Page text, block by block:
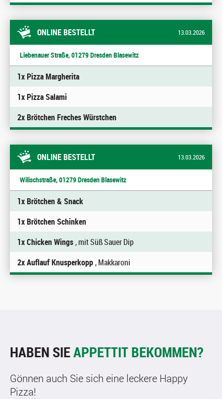
ONLINE BESTELLT 13.03.2026
Liebenauer Straße, 01279 Dresden Blasewitz
1x Pizza Margherita
1x Pizza Salami
2x Brötchen Freches Würstchen
ONLINE BESTELLT 13.03.2026
Wilischstraße, 01279 Dresden Blasewitz
1x Brötchen & Snack
1x Brötchen Schinken
1x Chicken Wings, mit Süß Sauer Dip
2x Auflauf Knusperkopp, Makkaroni
HABEN SIEAPPETTIT BEKOMMEN?
Gönnen auch Sie sich eine leckere Happy
Pizza!